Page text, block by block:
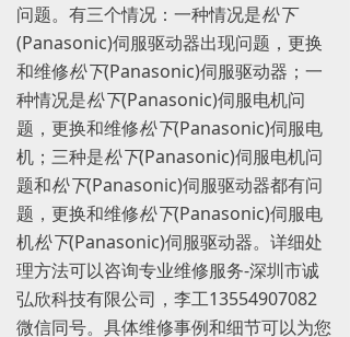
问题。有三个情况：一种情况是松下
(Panasonic)伺服驱动器出现问题，更换
和维修松下(Panasonic)伺服驱动器；一
种情况是松下(Panasonic)伺服电机问
题，更换和维修松下(Panasonic)伺服电
机；三种是松下(Panasonic)伺服电机问
题和松下(Panasonic)伺服驱动器都有问
题，更换和维修松下(Panasonic)伺服电
机松下(Panasonic)伺服驱动器。详细处
理方法可以咨询专业维修服务-深圳市诚
弘欣科技有限公司，李工13554907082
微信同号。具体维修事例和细节可以为您